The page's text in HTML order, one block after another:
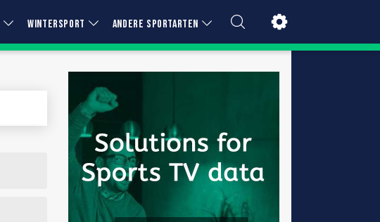
WINTERSPORT ANDERE SPORTARTEN